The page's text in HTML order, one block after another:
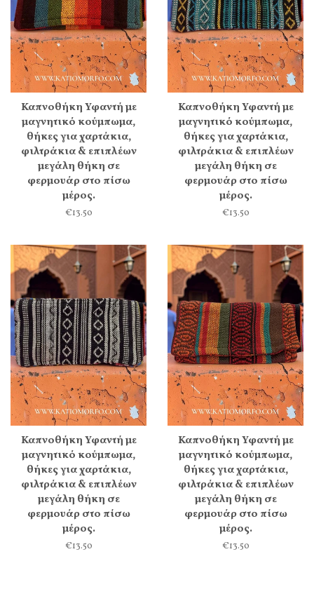
Καπνοθήκη Υφαντή με
μαγνητικό κούμπωμα,
θήκες για χαρτάκια,
φιλτράκια & επιπλέων
μεγάλη θήκη σε
φερμουάρ στο πίσω
μέρος.
€13.50
Καπνοθήκη Υφαντή με
μαγνητικό κούμπωμα,
θήκες για χαρτάκια,
φιλτράκια & επιπλέων
μεγάλη θήκη σε
φερμουάρ στο πίσω
μέρος.
€13.50
Καπνοθήκη Υφαντή με
μαγνητικό κούμπωμα,
θήκες για χαρτάκια,
φιλτράκια & επιπλέων
μεγάλη θήκη σε
φερμουάρ στο πίσω
μέρος.
€13.50
Καπνοθήκη Υφαντή με
μαγνητικό κούμπωμα,
θήκες για χαρτάκια,
φιλτράκια & επιπλέων
μεγάλη θήκη σε
φερμουάρ στο πίσω
μέρος.
€13.50